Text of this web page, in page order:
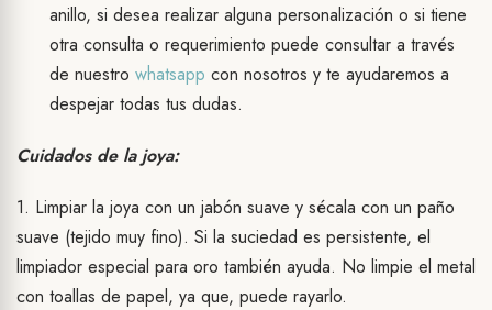
anillo, si desea realizar alguna personalización o si tiene
otra consulta o requerimiento puede consultar a través
de nuestro whatsapp con nosotros y te ayudaremos a
despejar todas tus dudas.
Cuidados de la joya:
1. Limpiar la joya con un jabón suave y sécala con un paño
suave (tejido muy fino). Si la suciedad es persistente, el
limpiador especial para oro también ayuda. No limpie el metal
con toallas de papel, ya que, puede rayarlo.